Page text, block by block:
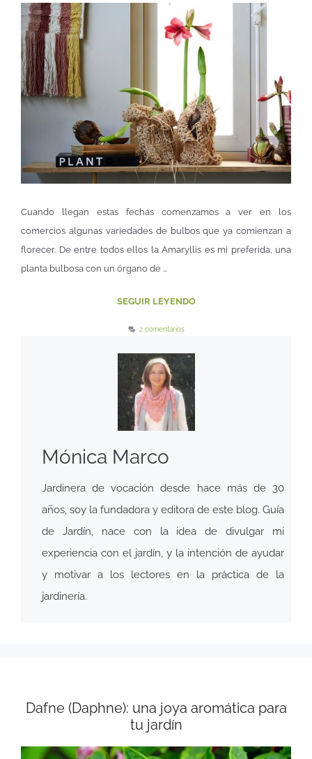
Cuando llegan estas fechas comenzamos a ver en los
comercios algunas variedades de bulbos que ya comienzan a
florecer. De entre todos ellos la Amaryllis es mi preferida, una
planta bulbosa con un órgano de …
SEGUIR LEYENDO
2 comentarios
Mónica Marco
Jardinera de vocación desde hace más de 30
años, soy la fundadora y editora de este blog. Guía
de Jardín, nace con la idea de divulgar mi
experiencia con el jardín, y la intención de ayudar
y motivar a los lectores en la práctica de la
jardinería.
Dafne (Daphne): una joya aromática para
tu jardín